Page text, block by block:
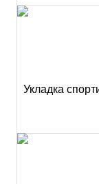
Укладка